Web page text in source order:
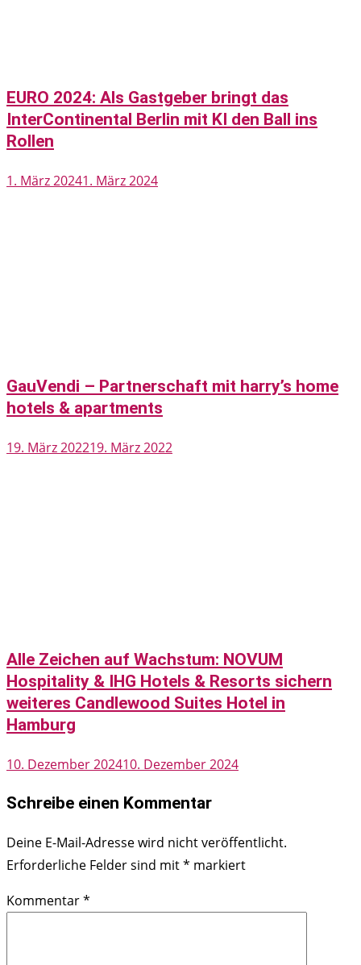
EURO 2024: Als Gastgeber bringt das
InterContinental Berlin mit KI den Ball ins
Rollen
1. März 20241. März 2024
GauVendi – Partnerschaft mit harry’s home
hotels & apartments
19. März 202219. März 2022
Alle Zeichen auf Wachstum: NOVUM
Hospitality & IHG Hotels & Resorts sichern
weiteres Candlewood Suites Hotel in
Hamburg
10. Dezember 202410. Dezember 2024
Schreibe einen Kommentar
Deine E-Mail-Adresse wird nicht veröffentlicht.
Erforderliche Felder sind mit* markiert
Kommentar*